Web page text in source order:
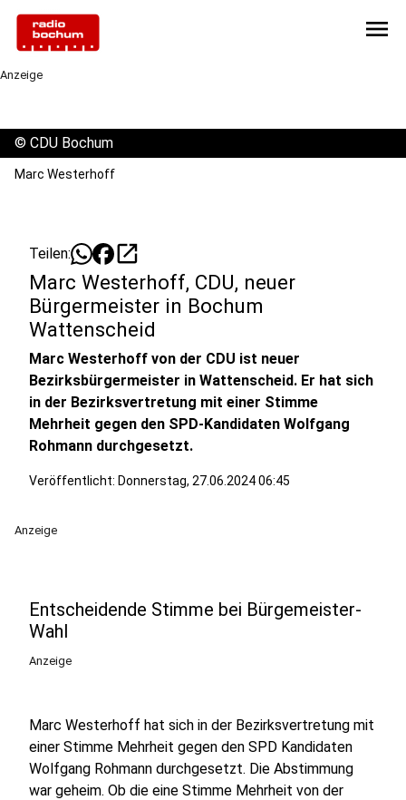
menu
Anzeige
© CDU Bochum
Marc Westerhoff
Teilen: open_in_new
Marc Westerhoff, CDU, neuer
Bürgermeister in Bochum
Wattenscheid
Marc Westerhoff von der CDU ist neuer
Bezirksbürgermeister in Wattenscheid. Er hat sich
in der Bezirksvertretung mit einer Stimme
Mehrheit gegen den SPD-Kandidaten Wolfgang
Rohmann durchgesetzt.
Veröffentlicht: Donnerstag, 27.06.2024 06:45
Anzeige
Entscheidende Stimme bei Bürgemeister-
Wahl
Anzeige
Marc Westerhoff hat sich in der Bezirksvertretung mit
einer Stimme Mehrheit gegen den SPD Kandidaten
Wolfgang Rohmann durchgesetzt. Die Abstimmung
war geheim. Ob die eine Stimme Mehrheit von der